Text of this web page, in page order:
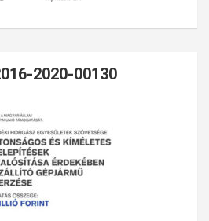
2020-00130